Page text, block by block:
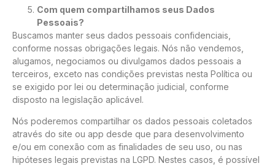
Com quem compartilhamos seus Dados
Pessoais?
Buscamos manter seus dados pessoais confidenciais,
conforme nossas obrigações legais. Nós não vendemos,
alugamos, negociamos ou divulgamos dados pessoais a
terceiros, exceto nas condições previstas nesta Política ou
se exigido por lei ou determinação judicial, conforme
disposto na legislação aplicável.
Nós poderemos compartilhar os dados pessoais coletados
através do site ou app desde que para desenvolvimento
e/ou em conexão com as finalidades de seu uso, ou nas
hipóteses legais previstas na LGPD. Nestes casos, é possível